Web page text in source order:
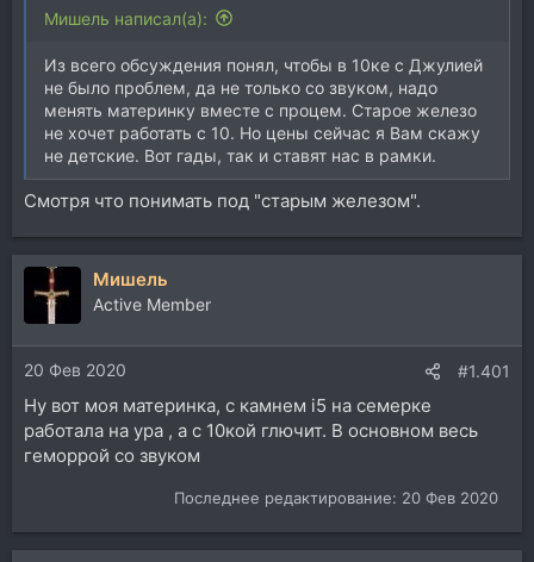
Мишель написал(а):
Из всего обсуждения понял, чтобы в 10ке с Джулией
не было проблем, да не только со звуком, надо
менять материнку вместе с процем. Старое железо
не хочет работать с 10. Но цены сейчас я Вам скажу
не детские. Вот гады, так и ставят нас в рамки.
Смотря что понимать под "старым железом".
Мишель
Active Member
20 Фев 2020 #1.401
Ну вот моя материнка, с камнем i5 на семерке
работала на ура , а с 10кой глючит. В основном весь
геморрой со звуком
Последнее редактирование: 20 Фев 2020